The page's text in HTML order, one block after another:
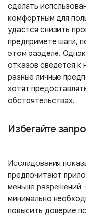
сделать
комфортным для
удастся снизить
предпримете шаги,
этом разделе.
отказов сведется к
разные личные
хотят
обстоятельствах.
Избегайте
Исследования
предпочитают
меньше разрешений.
минимально
повысить доверие